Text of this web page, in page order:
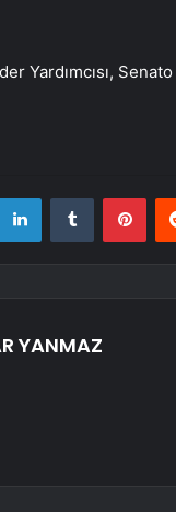
Yardımcısı,
LinkedInTumblr
YANMAZ